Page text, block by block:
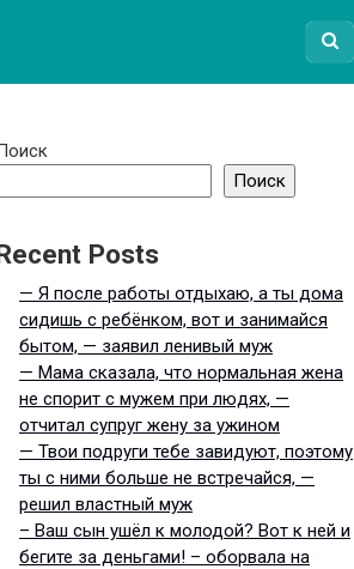
Поиск
Posts
— Я после работы отдыхаю, а ты дома
сидишь с ребёнком, вот и занимайся
бытом, — заявил ленивый муж
— Мама сказала, что нормальная жена
не спорит с мужем при людях, —
отчитал супруг жену за ужином
— Твои подруги тебе завидуют, поэтому
ты с ними больше не встречайся, —
решил властный муж
– Ваш сын ушёл к молодой? Вот к ней и
бегите за деньгами! – оборвала на